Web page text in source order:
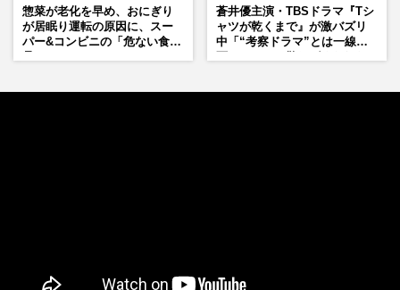
惣菜が老化を早め、おにぎり
が居眠り運転の原因に、スー
パー&コンビニの「危ない食
蒼井優主演・TBSドラマ『Tシ
ャツが乾くまで』が激バズリ
中「“考察ドラマ”とは一線を